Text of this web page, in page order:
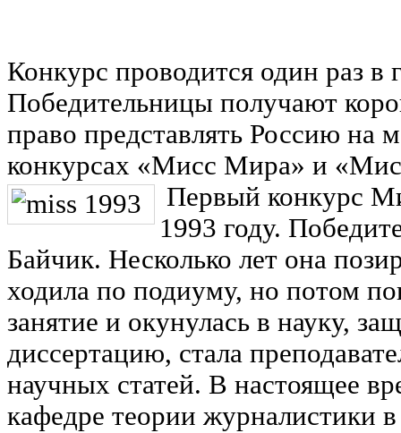
Конкурс проводится один раз в
Победительницы получают
право представлять Россию на
конкурсах «Мисс Мира» и
Первый конкурс
1993 году.
Байчик. Несколько лет она
ходила по подиуму, но потом
занятие и окунулась в науку,
диссертацию, стала
научных статей. В настоящее
кафедре теории журналистики